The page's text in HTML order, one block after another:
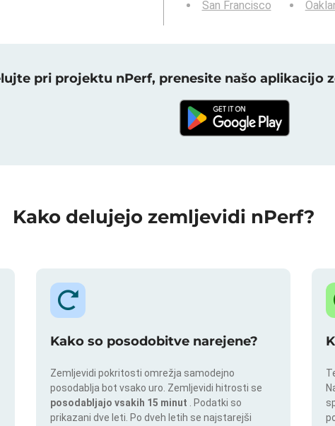
San Francisco
pri projektu nPerf, prenesite našo aplikacijo
Kako delujejo zemljevidi nPerf?
Kako so posodobitve narejene?
Zemljevidi pokritosti omrežja samodejno
posodablja bot vsako uro. Zemljevidi hitrosti se
posodabljajo vsakih 15 minut
. Podatki so
prikazani dve leti. Po dveh letih se najstarejši